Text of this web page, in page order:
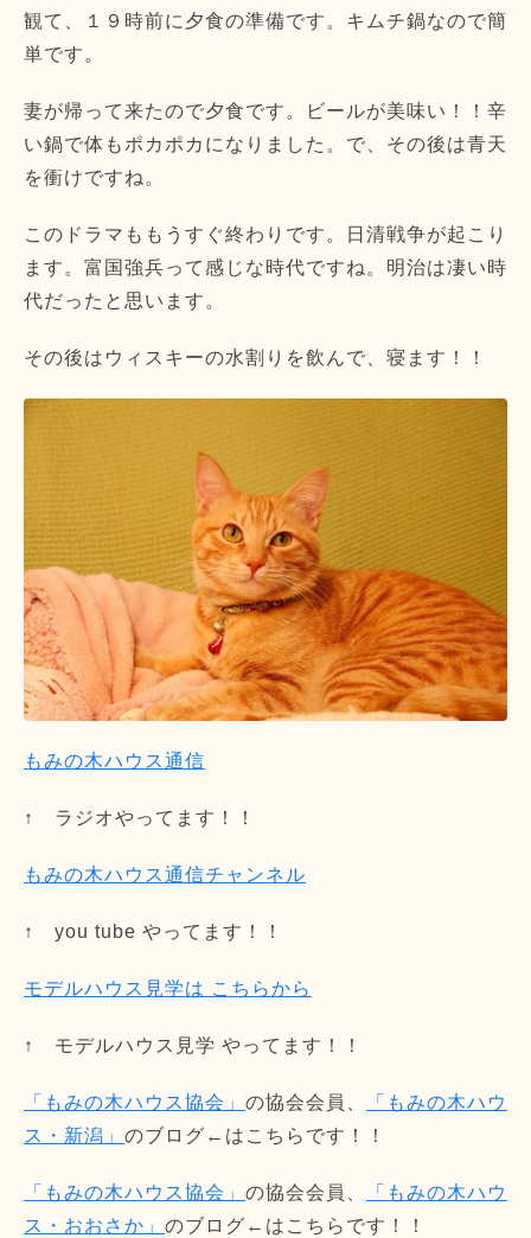
観て、１９時前に夕食の準備です。キムチ鍋なので簡
単です。
妻が帰って来たので夕食です。ビールが美味い！！辛
い鍋で体もポカポカになりました。で、その後は青天
を衝けですね。
このドラマももうすぐ終わりです。日清戦争が起こり
ます。富国強兵って感じな時代ですね。明治は凄い時
代だったと思います。
その後はウィスキーの水割りを飲んで、寝ます！！
もみの木ハウス通信
↑ ラジオやってます！！
もみの木ハウス通信チャンネル
↑ you tube やってます！！
モデルハウス見学は こちらから
↑ モデルハウス見学 やってます！！
「もみの木ハウス協会」 の協会会員、
「もみの木ハウ
ス・新潟」 のブログ←はこちらです！！
「もみの木ハウス協会」 の協会会員、
「もみの木ハウ
ス・おおさか」 のブログ←はこちらです！！